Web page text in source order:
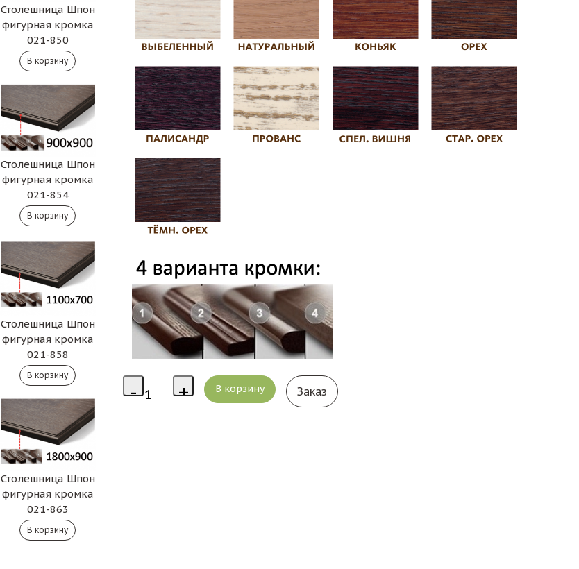
Столешница Шпон
фигурная кромка
021-850
Столешница Шпон
фигурная кромка
021-854
Столешница Шпон
фигурная кромка
021-858
Столешница Шпон
фигурная кромка
021-863
Заказ